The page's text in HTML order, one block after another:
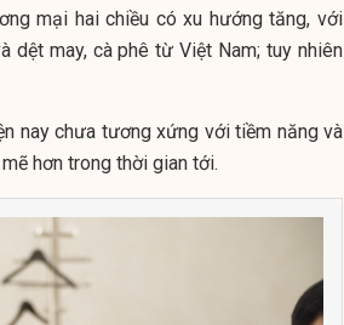
mại hai chiều có xu hướng tăng, với
dệt may, cà phê từ Việt Nam; tuy nhiên
nay chưa tương xứng với tiềm năng và
hơn trong thời gian tới.